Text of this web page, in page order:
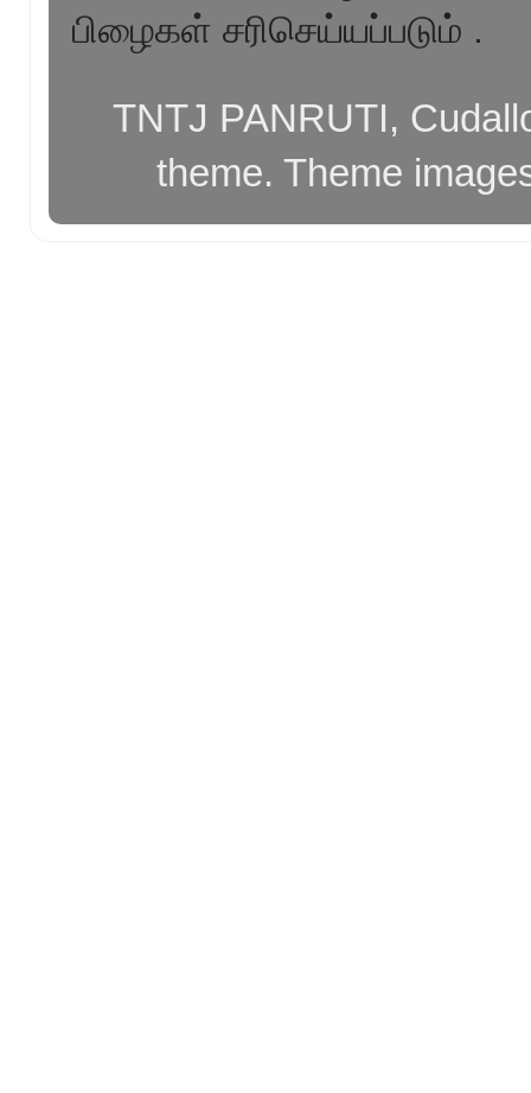
பிழைகள் சரிசெய்யப்படும் .
TNTJ PANRUTI,
theme. Theme